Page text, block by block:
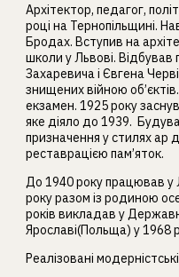
Архітектор, педагог,
році на Тернопільщині.
Бродах. Вступив на
школи у Львові. Відбував
Захаревича і Євгена
знищених війною
екзамен. 1925 року
яке діяло до 1939.
призначення у стилях ар
реставрацією пам’яток.
До 1940 року працював у
року разом із родиною
років викладав у
Ярославі(Польща) у 1968
Реалізовані